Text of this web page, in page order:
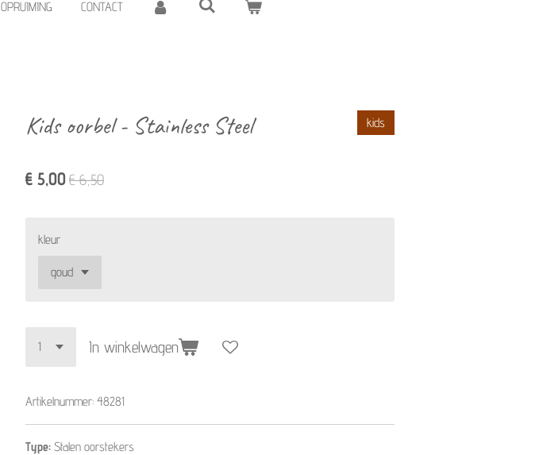
OPRUIMING CONTACT
Kids oorbel - Stainless Steel kids
€ 5,00 € 6,50
kleur
In winkelwagen
Artikelnummer: 48281
Type: Stalen oorstekers